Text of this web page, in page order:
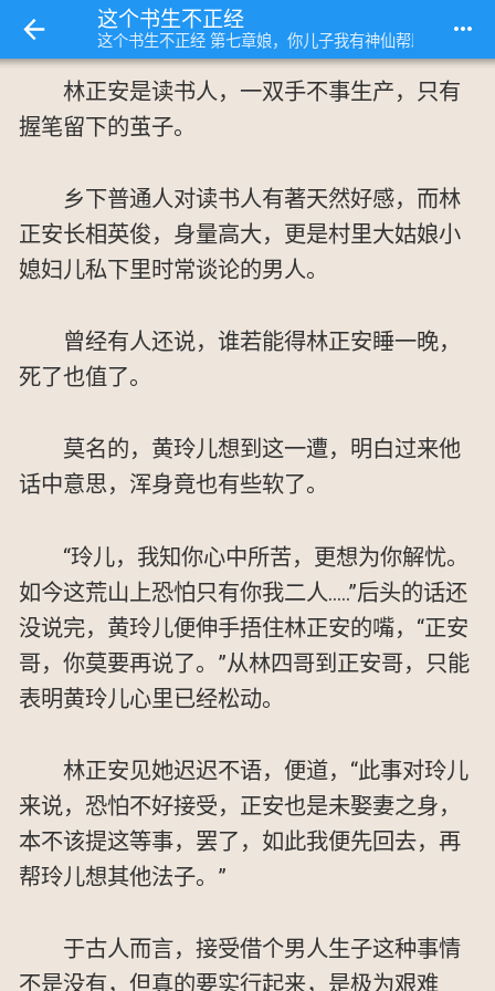
这个书生不正经
这个书生不正经 第七章娘，你儿子我有神仙帮助 more_horiz
林正安是读书人，一双手不事生产，只有
握笔留下的茧子。
乡下普通人对读书人有著天然好感，而林
正安长相英俊，身量高大，更是村里大姑娘小
媳妇儿私下里时常谈论的男人。
曾经有人还说，谁若能得林正安睡一晚，
死了也值了。
莫名的，黄玲儿想到这一遭，明白过来他
话中意思，浑身竟也有些软了。
“玲儿，我知你心中所苦，更想为你解忧。
如今这荒山上恐怕只有你我二人.....”后头的话还
没说完，黄玲儿便伸手捂住林正安的嘴，“正安
哥，你莫要再说了。”从林四哥到正安哥，只能
表明黄玲儿心里已经松动。
林正安见她迟迟不语，便道，“此事对玲儿
来说，恐怕不好接受，正安也是未娶妻之身，
本不该提这等事，罢了，如此我便先回去，再
帮玲儿想其他法子。”
于古人而言，接受借个男人生子这种事情
不是没有，但真的要实行起来，是极为艰难